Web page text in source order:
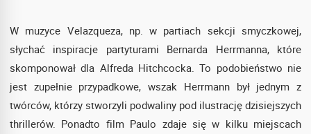
W muzyce Velazqueza, np. w partiach sekcji smyczkowej,
słychać inspiracje partyturami Bernarda Herrmanna, które
skomponował dla Alfreda Hitchcocka. To podobieństwo nie
jest zupełnie przypadkowe, wszak Herrmann był jednym z
twórców, którzy stworzyli podwaliny pod ilustrację dzisiejszych
thrillerów. Ponadto film Paulo zdaje się w kilku miejscach